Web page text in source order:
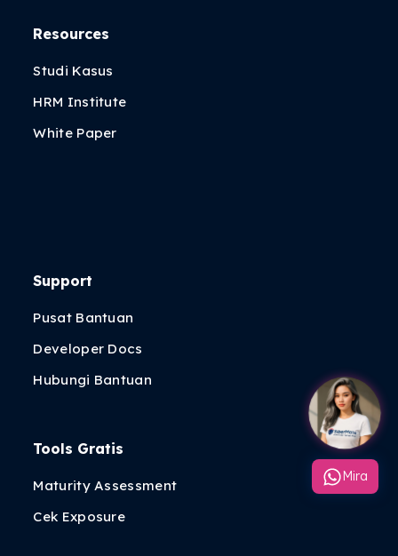
Resources
Studi Kasus
HRM Institute
White Paper
Support
Pusat Bantuan
Developer Docs
Hubungi Bantuan
Tools Gratis
Maturity Assessment
Cek Exposure
Mira